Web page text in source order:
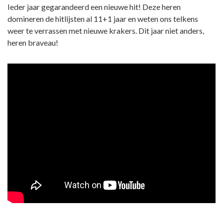
Ieder jaar gegarandeerd een nieuwe hit! Deze heren
domineren de hitlijsten al 11+1 jaar en weten ons telkens
weer te verrassen met nieuwe krakers. Dit jaar niet anders,
heren braveau!